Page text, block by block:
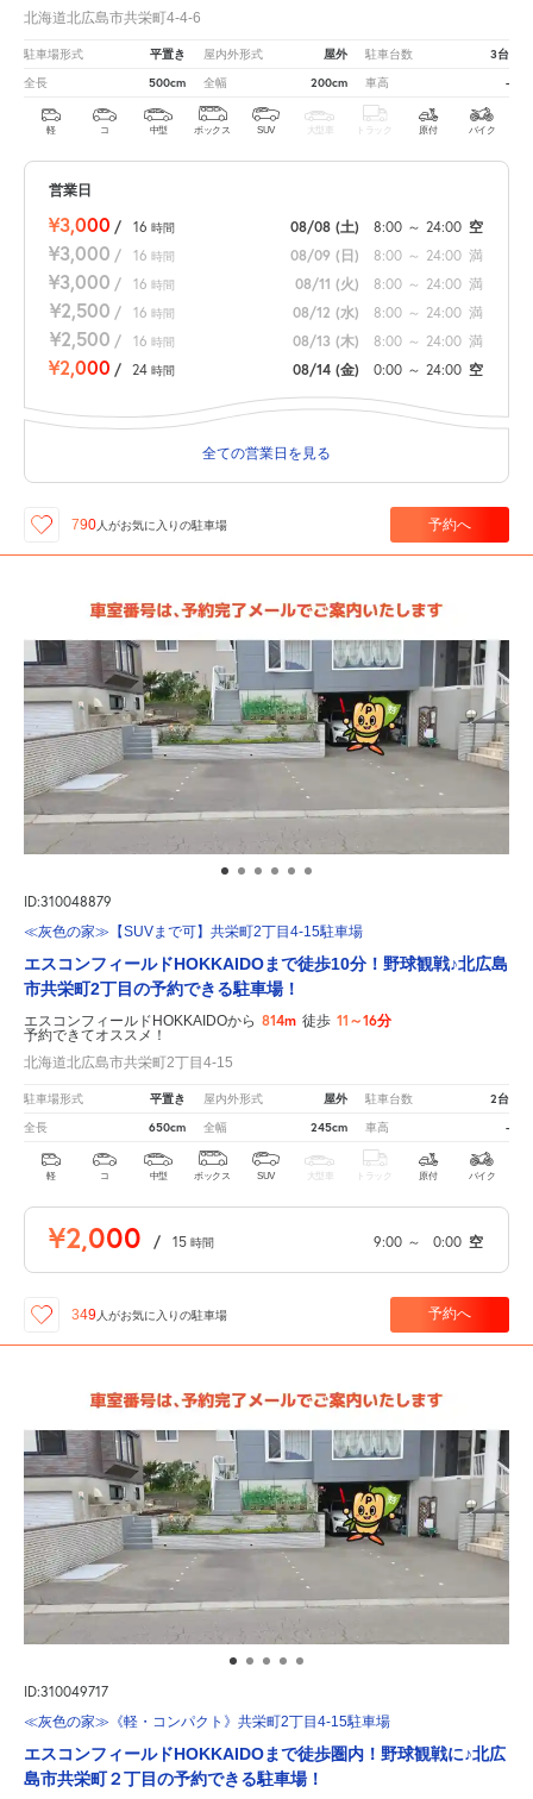
北海道北広島市共栄町4-4-6
駐車場形式 平置き 屋内外形式 屋外 駐車台数 3台
全長 500cm 全幅 200cm 車高 -
軽 コ 中型 ボックス SUV 大型車 トラック 原付 バイク
営業日
¥3,000 / 16 時間 08/08 (土) 8:00 ～ 24:00 空
¥3,000 / 16 時間 08/09 (日) 8:00 ～ 24:00 満
¥3,000 / 16 時間 08/11 (火) 8:00 ～ 24:00 満
¥2,500 / 16 時間 08/12 (水) 8:00 ～ 24:00 満
¥2,500 / 16 時間 08/13 (木) 8:00 ～ 24:00 満
¥2,000 / 24 時間 08/14 (金) 0:00 ～ 24:00 空
全ての営業日を見る
790 人がお気に入りの駐車場 予約へ
ID:310048879
≪灰色の家≫【SUVまで可】共栄町2丁目4-15駐車場
エスコンフィールドHOKKAIDOまで徒歩10分！野球観戦♪北広島
市共栄町2丁目の予約できる駐車場！
エスコンフィールドHOKKAIDOから 814m 徒歩 11～16分
予約できてオススメ！
北海道北広島市共栄町2丁目4-15
駐車場形式 平置き 屋内外形式 屋外 駐車台数 2台
全長 650cm 全幅 245cm 車高 -
軽 コ 中型 ボックス SUV 大型車 トラック 原付 バイク
¥2,000 / 15 時間 9:00 ～ 0:00 空
349 人がお気に入りの駐車場 予約へ
ID:310049717
≪灰色の家≫《軽・コンパクト》共栄町2丁目4-15駐車場
エスコンフィールドHOKKAIDOまで徒歩圏内！野球観戦に♪北広
島市共栄町２丁目の予約できる駐車場！